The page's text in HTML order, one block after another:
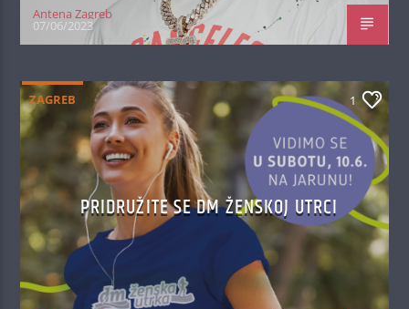
Antena Zagreb
07/06/2023
ZAGREB 1
PRIDRUŽITE SE DM ŽENSKOJ UTRCI